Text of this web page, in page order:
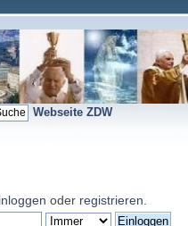
Webseite ZDW
oder registrieren